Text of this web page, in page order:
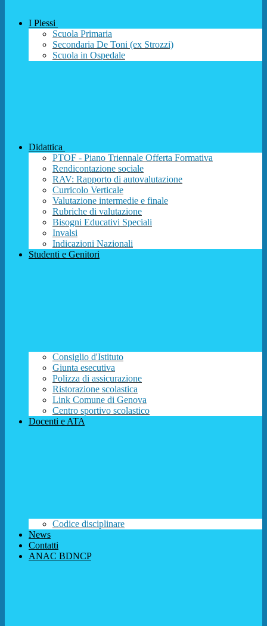
I Plessi
Scuola Primaria
Secondaria De Toni (ex Strozzi)
Scuola in Ospedale
Didattica
PTOF - Piano Triennale Offerta Formativa
Rendicontazione sociale
RAV: Rapporto di autovalutazione
Curricolo Verticale
Valutazione intermedie e finale
Rubriche di valutazione
Bisogni Educativi Speciali
Invalsi
Indicazioni Nazionali
Studenti e Genitori
Consiglio d'Istituto
Giunta esecutiva
Polizza di assicurazione
Ristorazione scolastica
Link Comune di Genova
Centro sportivo scolastico
Docenti e ATA
Codice disciplinare
News
Contatti
ANAC BDNCP